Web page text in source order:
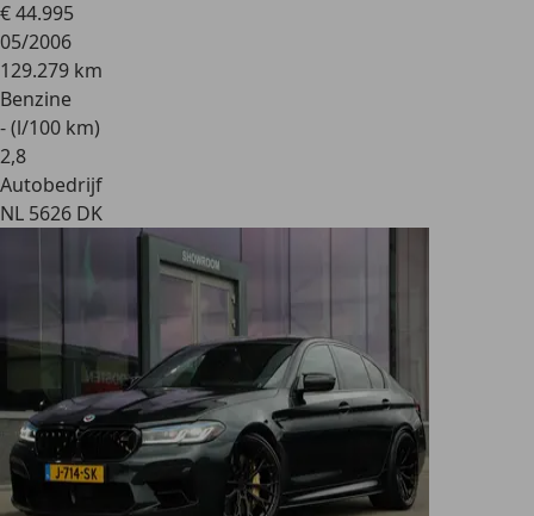
€ 44.995
05/2006
129.279 km
Benzine
- (l/100 km)
2,8
Autobedrijf
NL 5626 DK